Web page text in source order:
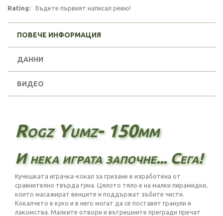
Rating: Бъдете първият написал ревю!
ПОВЕЧЕ ИНФОРМАЦИЯ
ДАННИ
ВИДЕО
Rogz Yumz- 150mm
И нека играта започне... Сега!
Кучешката играчка-кокал за гризане е изработена от
сравнително твърда гума. Цялото тяло е на малки пирамидки,
които масажират венците и поддържат зъбите чисти.
Кокалчето е кухо и в него могат да се поставят гранули и
лакомства. Малките отвори и вътрешните прегради пречат